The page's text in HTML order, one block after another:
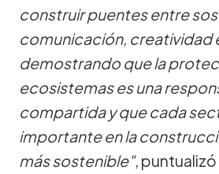
construir puentes entre
comunicación, creatividad
demostrando que la
ecosistemas es una
compartida y que cada
importante en la
más sostenible", puntualizó